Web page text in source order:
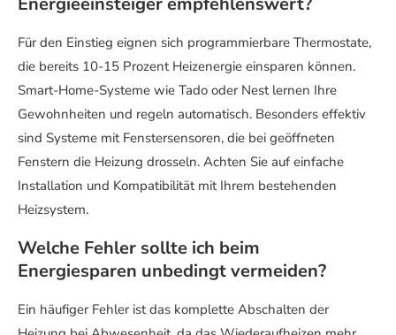
Für den Einstieg eignen sich programmierbare Thermostate,
die bereits 10-15 Prozent Heizenergie einsparen können.
Smart-Home-Systeme wie Tado oder Nest lernen Ihre
Gewohnheiten und regeln automatisch. Besonders effektiv
sind Systeme mit Fenstersensoren, die bei geöffneten
Fenstern die Heizung drosseln. Achten Sie auf einfache
Installation und Kompatibilität mit Ihrem bestehenden
Heizsystem.
Welche Fehler sollte ich beim
Energiesparen unbedingt vermeiden?
Ein häufiger Fehler ist das komplette Abschalten der